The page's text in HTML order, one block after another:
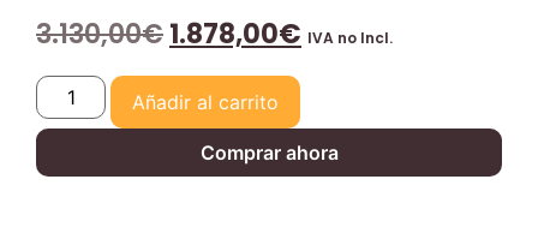
3.130,00€1.878,00€ IVA no Incl.
Añadir al carrito
Comprar ahora